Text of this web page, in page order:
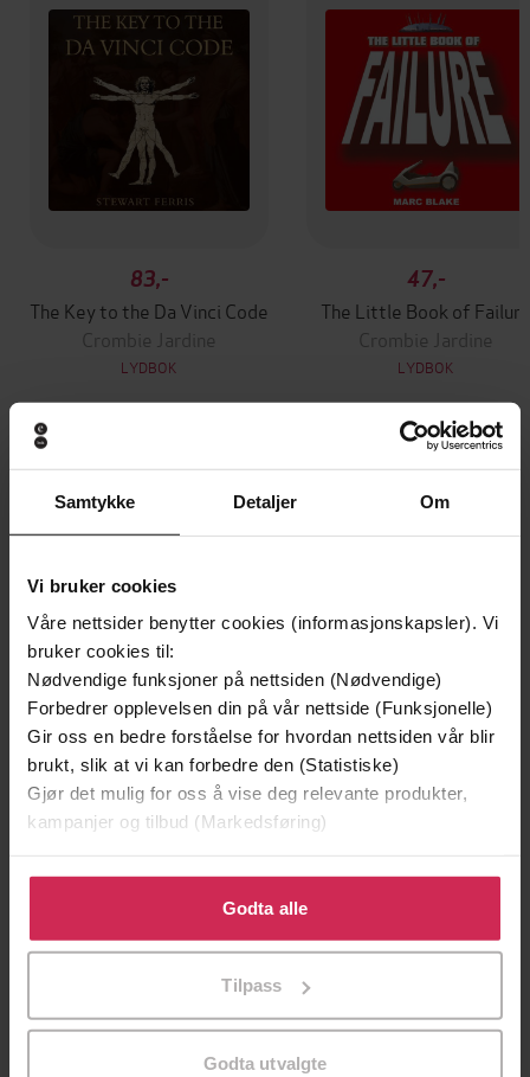
Samtykke Detaljer Om
Vi bruker cookies
Våre nettsider benytter cookies (informasjonskapsler). Vi
bruker cookies til:
Nødvendige funksjoner på nettsiden (Nødvendige)
Forbedrer opplevelsen din på vår nettside (Funksjonelle)
Gir oss en bedre forståelse for hvordan nettsiden vår blir
brukt, slik at vi kan forbedre den (Statistiske)
Gjør det mulig for oss å vise deg relevante produkter,
kampanjer og tilbud (Markedsføring)
Klikk på «Godta alle» for å gi oss ditt samtykke til å
bruke cookies for alle disse formålene. Du kan også
tilpasse ditt samtykke til spesifikke formål ved å klikke
Godta alle
Tilpass
Godta utvalgte
83,-
The Key to the Da Vinci Code
Crombie Jardine
LYDBOK
47,-
The Little Book of Failure
Crombie Jardine
LYDBOK
Andre har også kjøpt
Vinner av Rivertonprisen
Minnesota
Utskudd